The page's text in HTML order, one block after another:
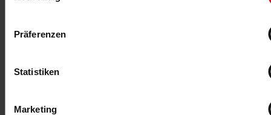
Präferenzen
Statistiken
Marketing
Erstes Event von TRINITY
Innovation, KI, Leadership und modernes